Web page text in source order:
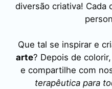
diversão criativa! Cada
Que tal se inspirar e
arte? Depois de colorir,
e compartilhe com
terapêutica para